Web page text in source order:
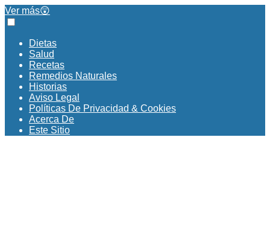
Ver más😲
Dietas
Salud
Recetas
Remedios Naturales
Historias
Aviso Legal
Políticas De Privacidad & Cookies
Acerca De
Este Sitio